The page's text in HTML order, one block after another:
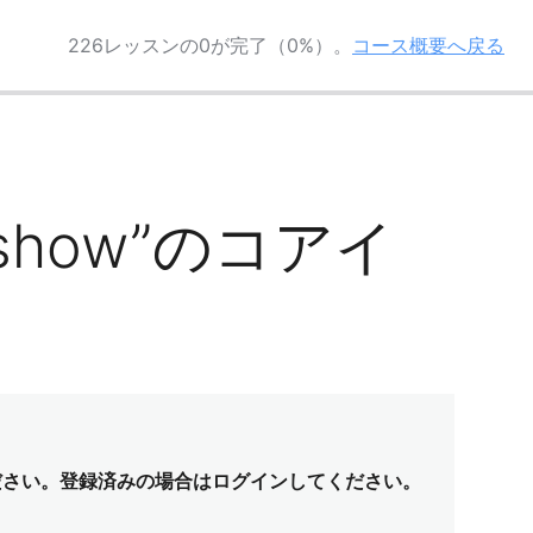
226レッスンの0が完了（0%）。 コース概要へ戻る
のコアイ
い。登録済みの場合はログインしてください。